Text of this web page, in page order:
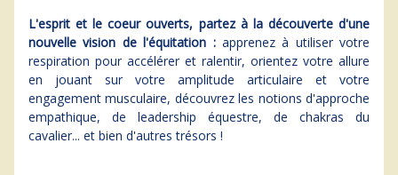
L'esprit et le coeur ouverts, partez à la découverte d'une
nouvelle vision de l'équitation : apprenez à utiliser votre
respiration pour accélérer et ralentir, orientez votre allure
en jouant sur votre amplitude articulaire et votre
engagement musculaire, découvrez les notions d'approche
empathique, de leadership équestre, de chakras du
cavalier... et bien d'autres trésors !